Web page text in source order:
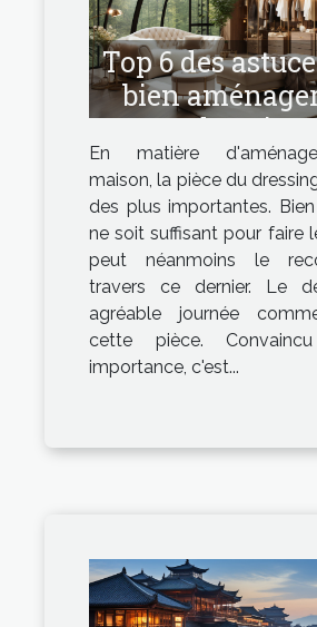
Top 6 des
bien
dressing
En matière
maison, la pièce du
des plus importantes.
ne soit suffisant pour faire
peut néanmoins le
travers ce dernier. Le
agréable journée
cette pièce.
importance, c'est...